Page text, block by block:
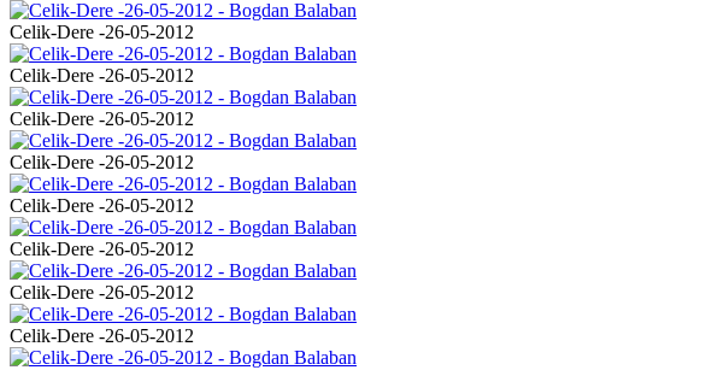
Celik-Dere -26-05-2012
Celik-Dere -26-05-2012
Celik-Dere -26-05-2012
Celik-Dere -26-05-2012
Celik-Dere -26-05-2012
Celik-Dere -26-05-2012
Celik-Dere -26-05-2012
Celik-Dere -26-05-2012